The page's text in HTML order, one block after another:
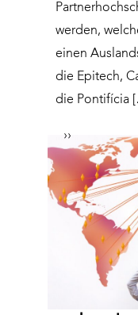
werden,
einen
die Epitech,
die Pontifícia
››